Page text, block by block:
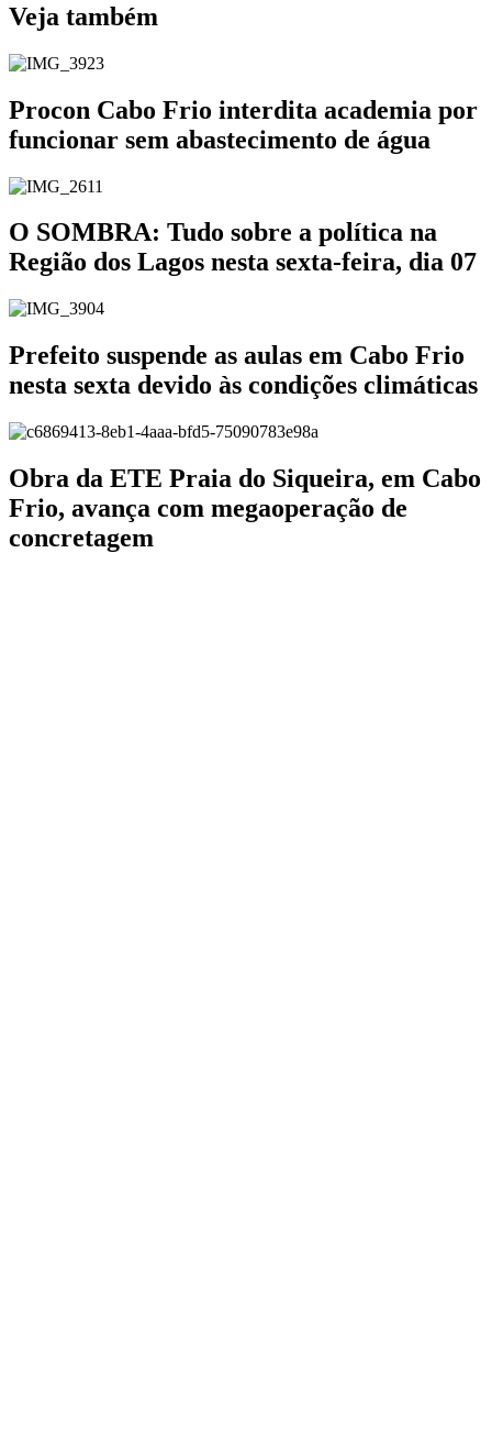
Veja também
Procon Cabo Frio interdita academia por
funcionar sem abastecimento de água
O SOMBRA: Tudo sobre a política na
Região dos Lagos nesta sexta-feira, dia 07
Prefeito suspende as aulas em Cabo Frio
nesta sexta devido às condições climáticas
Obra da ETE Praia do Siqueira, em Cabo
Frio, avança com megaoperação de
concretagem